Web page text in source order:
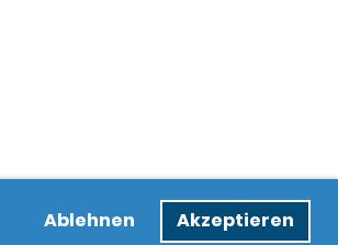
Ablehnen Akzeptieren